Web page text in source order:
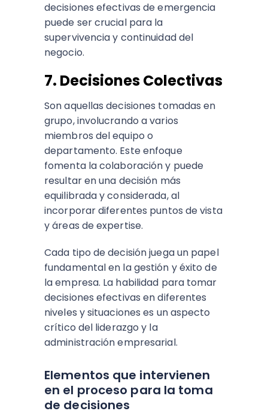
decisiones efectivas de emergencia
puede ser crucial para la
supervivencia y continuidad del
negocio.
7. Decisiones Colectivas
Son aquellas decisiones tomadas en
grupo, involucrando a varios
miembros del equipo o
departamento. Este enfoque
fomenta la colaboración y puede
resultar en una decisión más
equilibrada y considerada, al
incorporar diferentes puntos de vista
y áreas de expertise.
Cada tipo de decisión juega un papel
fundamental en la gestión y éxito de
la empresa. La habilidad para tomar
decisiones efectivas en diferentes
niveles y situaciones es un aspecto
crítico del liderazgo y la
administración empresarial.
Elementos que intervienen
en el proceso para la toma
de decisiones